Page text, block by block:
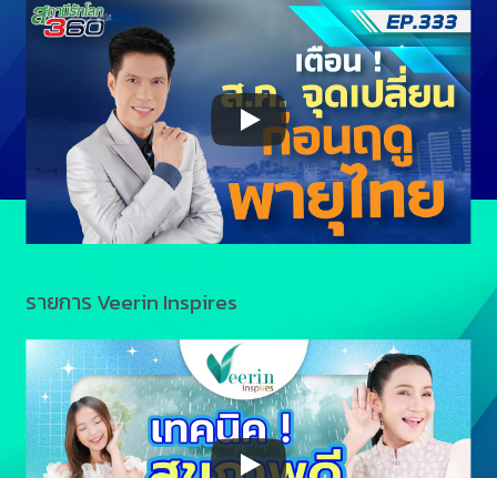
รายการ Veerin Inspires